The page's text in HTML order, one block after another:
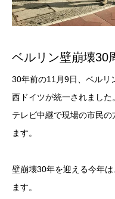
ベルリン壁崩壊30
30年前の11月9日、ベルリ
西ドイツが統一されました。
テレビ中継で現場の市民
ます。
壁崩壊30年を迎える今年は
ます。